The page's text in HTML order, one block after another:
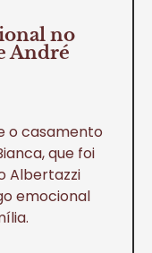
no
André
o casamento
que foi
Albertazzi
emocional